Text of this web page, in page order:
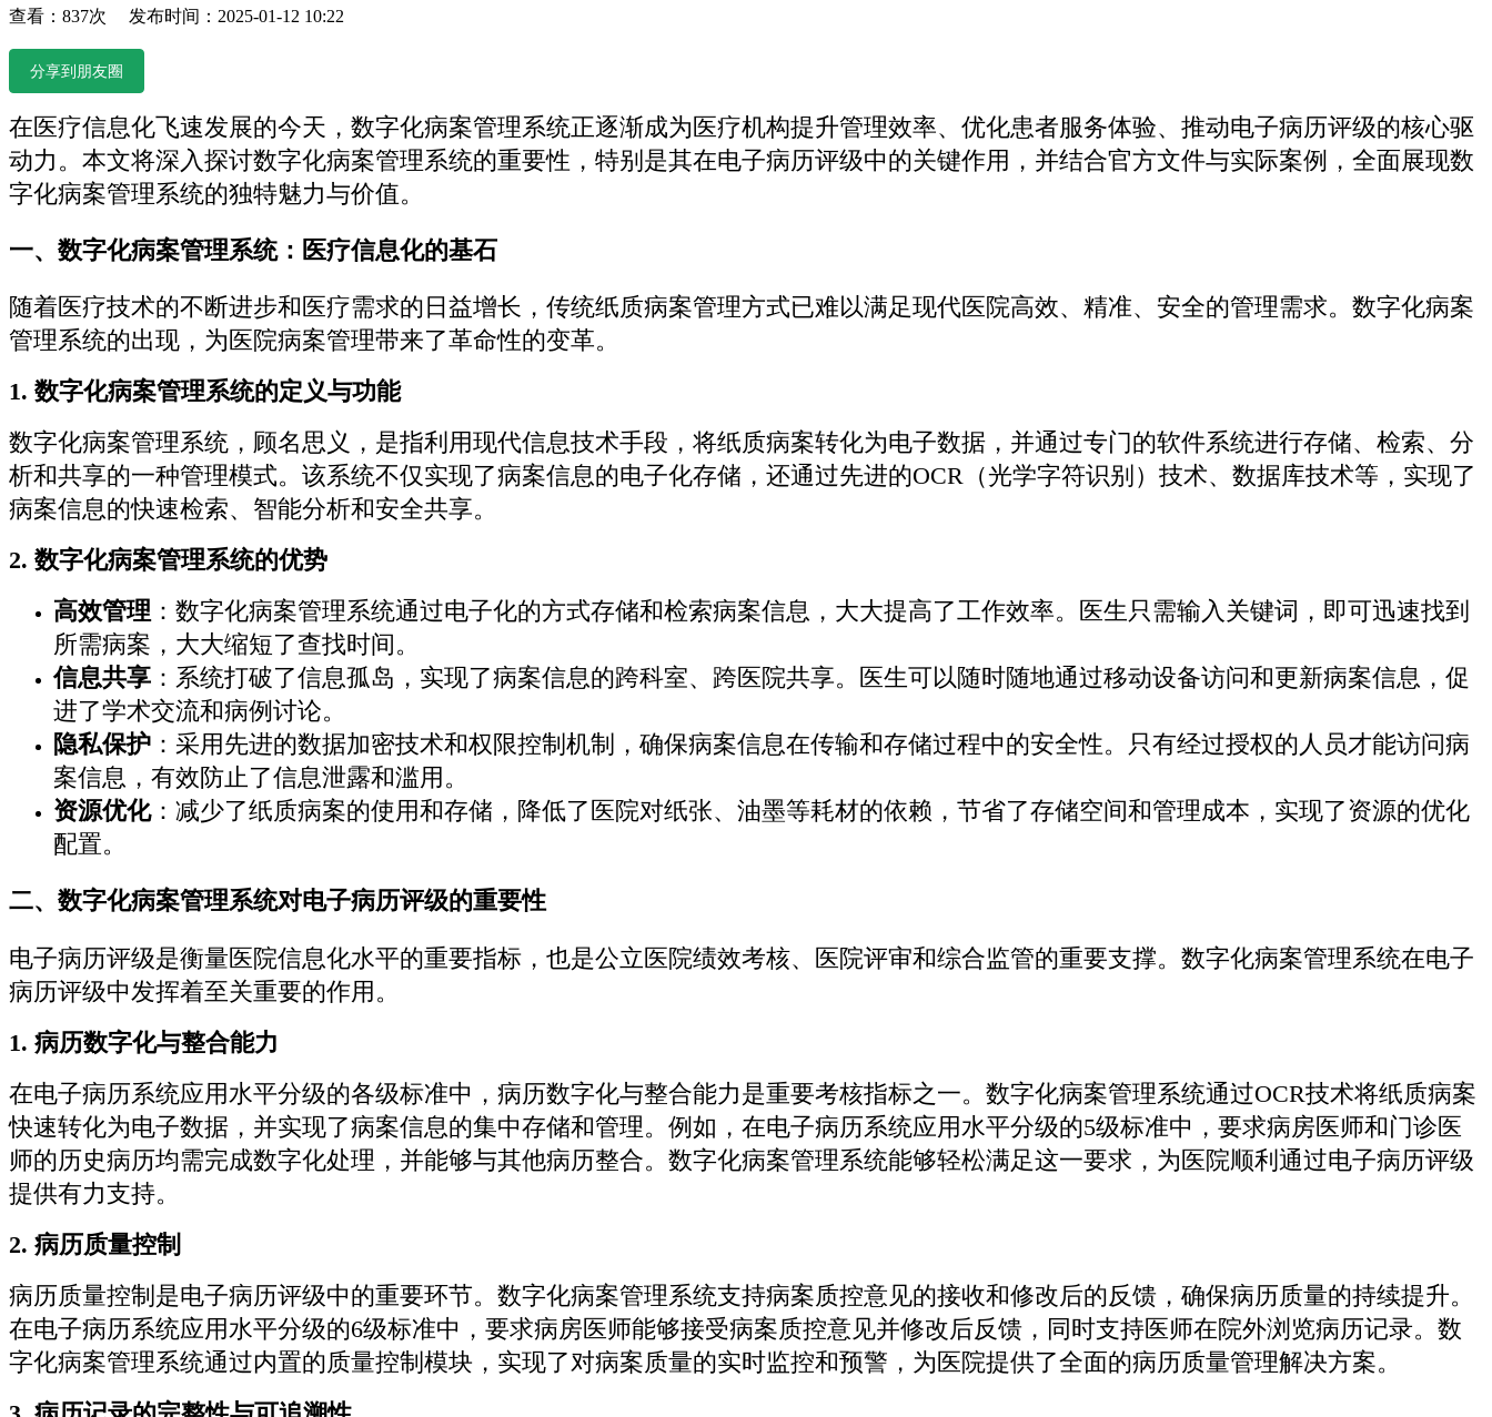
查看：837次 发布时间：2025-01-12 10:22
分享到朋友圈
在医疗信息化飞速发展的今天，数字化病案管理系统正逐渐成为医疗机构提升管理效率、优化患者服务体验、推动电子病历评级的核心驱
动力。本文将深入探讨数字化病案管理系统的重要性，特别是其在电子病历评级中的关键作用，并结合官方文件与实际案例，全面展现数
字化病案管理系统的独特魅力与价值。
一、数字化病案管理系统：医疗信息化的基石
随着医疗技术的不断进步和医疗需求的日益增长，传统纸质病案管理方式已难以满足现代医院高效、精准、安全的管理需求。数字化病案
管理系统的出现，为医院病案管理带来了革命性的变革。
1. 数字化病案管理系统的定义与功能
数字化病案管理系统，顾名思义，是指利用现代信息技术手段，将纸质病案转化为电子数据，并通过专门的软件系统进行存储、检索、分
析和共享的一种管理模式。该系统不仅实现了病案信息的电子化存储，还通过先进的OCR（光学字符识别）技术、数据库技术等，实现了
病案信息的快速检索、智能分析和安全共享。
2. 数字化病案管理系统的优势
高效管理 ：数字化病案管理系统通过电子化的方式存储和检索病案信息，大大提高了工作效率。医生只需输入关键词，即可迅速找到
所需病案，大大缩短了查找时间。
信息共享 ：系统打破了信息孤岛，实现了病案信息的跨科室、跨医院共享。医生可以随时随地通过移动设备访问和更新病案信息，促
进了学术交流和病例讨论。
隐私保护 ：采用先进的数据加密技术和权限控制机制，确保病案信息在传输和存储过程中的安全性。只有经过授权的人员才能访问病
案信息，有效防止了信息泄露和滥用。
资源优化：减少了纸质病案的使用和存储，降低了医院对纸张、油墨等耗材的依赖，节省了存储空间和管理成本，实现了资源的优化
配置。
二、数字化病案管理系统对电子病历评级的重要性
电子病历评级是衡量医院信息化水平的重要指标，也是公立医院绩效考核、医院评审和综合监管的重要支撑。数字化病案管理系统在电子
病历评级中发挥着至关重要的作用。
1. 病历数字化与整合能力
在电子病历系统应用水平分级的各级标准中，病历数字化与整合能力是重要考核指标之一。数字化病案管理系统通过OCR技术将纸质病案
快速转化为电子数据，并实现了病案信息的集中存储和管理。例如，在电子病历系统应用水平分级的5级标准中，要求病房医师和门诊医
师的历史病历均需完成数字化处理，并能够与其他病历整合。数字化病案管理系统能够轻松满足这一要求，为医院顺利通过电子病历评级
提供有力支持。
2. 病历质量控制
病历质量控制是电子病历评级中的重要环节。数字化病案管理系统支持病案质控意见的接收和修改后的反馈，确保病历质量的持续提升。
在电子病历系统应用水平分级的6级标准中，要求病房医师能够接受病案质控意见并修改后反馈，同时支持医师在院外浏览病历记录。数
字化病案管理系统通过内置的质量控制模块，实现了对病案质量的实时监控和预警，为医院提供了全面的病历质量管理解决方案。